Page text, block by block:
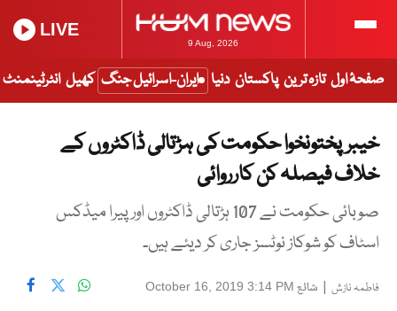
9 Aug, 2026
LIVE
صفحۂ اول تازہ ترین پاکستان دنیا ایران-اسرائیل جنگ کھیل انٹرٹینمنٹ
خیبرپختونخوا حکومت کی ہڑتالی ڈاکٹروں کے
خلاف فیصلہ کن کارروائی
صوبائی حکومت نے 107 ہڑتالی ڈاکٹروں اور پیرا میڈکس
اسٹاف کو شوکاز نوٹسز جاری کر دیئے ہیں۔
فاطمہ نازش | شائع October 16, 2019 3:14 PM